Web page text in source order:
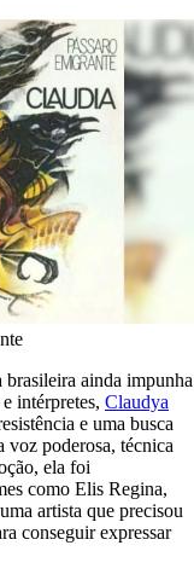
ainda impunha
intérpretes, Claudya
e uma busca
voz poderosa, técnica
ela foi
como Elis Regina,
artista que precisou
conseguir expressar